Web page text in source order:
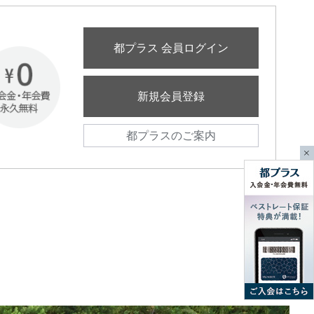
都プラス 会員ログイン
新規会員登録
都プラスのご案内